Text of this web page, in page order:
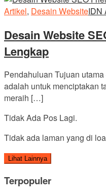
Artikel, Desain WebsiteIDN
Desain Website
Lengkap
Pendahuluan Tujuan
adalah untuk menciptakan
meraih […]
Tidak Ada Pos Lagi.
Tidak ada laman yang di
Lihat Lainnya
Terpopuler